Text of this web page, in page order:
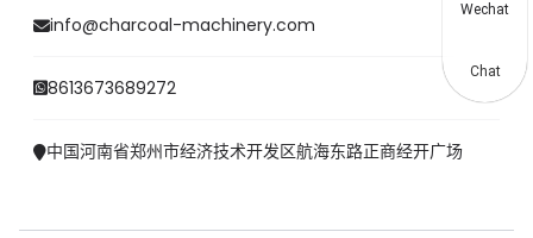
info@charcoal-machinery.com
8613673689272
中国河南省郑州市经济技术开发区航海东路正商经开广场
Wechat
Chat